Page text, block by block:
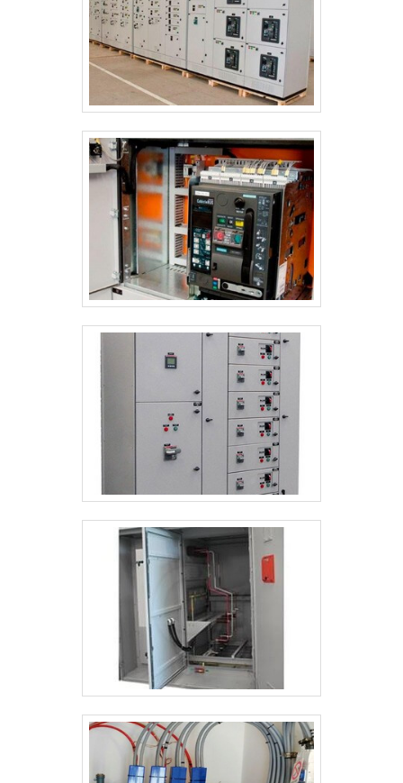
isolamento térmico e a uma equipe
eficiente, fecha todo o ciclo de entrega
com excelência para toda a carteira de